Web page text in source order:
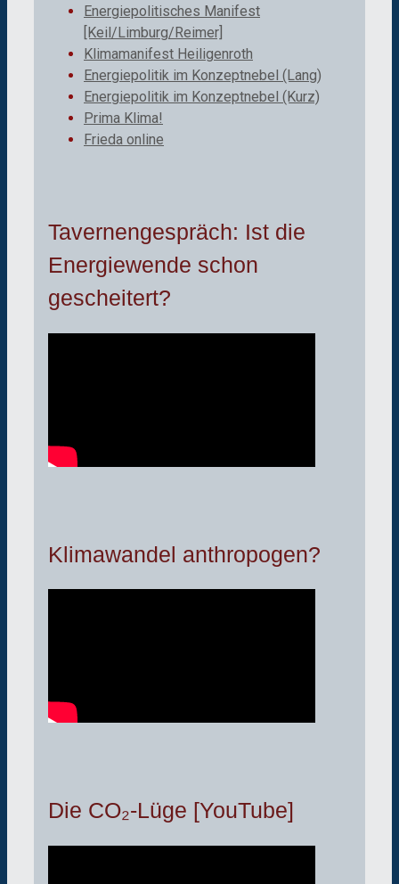
Energiepolitisches Manifest
[Keil/Limburg/Reimer]
Klimamanifest Heiligenroth
Energiepolitik im Konzeptnebel (Lang)
Energiepolitik im Konzeptnebel (Kurz)
Prima Klima!
Frieda online
Tavernengespräch: Ist die
Energiewende schon
gescheitert?
Klimawandel anthropogen?
Die CO₂-Lüge [YouTube]